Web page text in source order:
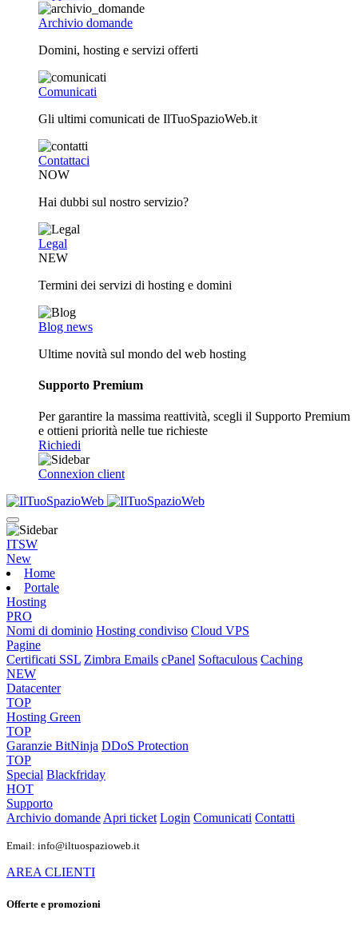
Archivio domande
Domini, hosting e servizi offerti
Comunicati
Gli ultimi comunicati de IlTuoSpazioWeb.it
Contattaci
NOW
Hai dubbi sul nostro servizio?
Legal
NEW
Termini dei servizi di hosting e domini
Blog news
Ultime novità sul mondo del web hosting
Supporto Premium
Per garantire la massima reattività, scegli il Supporto Premium
e ottieni priorità nelle tue richieste
Richiedi
Connexion client
ITSW
New
Home
Portale
Hosting
PRO
Nomi di dominio Hosting condiviso Cloud VPS
Pagine
Certificati SSL Zimbra Emails cPanel Softaculous Caching
NEW
Datacenter
TOP
Hosting Green
TOP
Garanzie BitNinja DDoS Protection
TOP
Special Blackfriday
HOT
Supporto
Archivio domandeApri ticket Login Comunicati Contatti
Email: info@iltuospazioweb.it
AREA CLIENTI
Offerte e promozioni